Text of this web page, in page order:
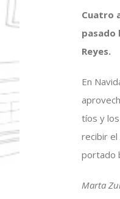
Cuatro
pasado
Reyes.
En
tíos y
recibir el
portado
Marta